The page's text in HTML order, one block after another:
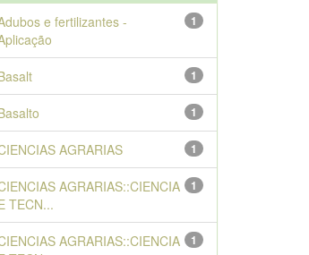
1
e fertilizantes -
1
1
1
AGRARIAS
1
AGRARIAS::CIENCIA
TECN...
1
AGRARIAS::CIENCIA